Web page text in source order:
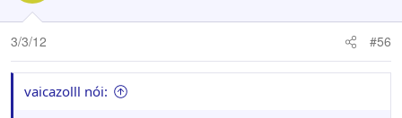
3/3/12 #56
vaicazolll nói: